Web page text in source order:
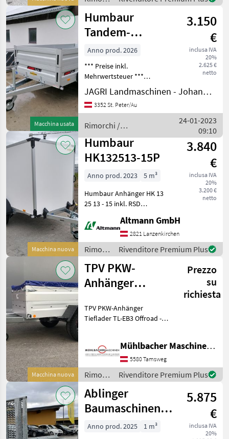
/ SETO
Macchina usata
Humbaur
Tandem-
Doppelachser
2,5t *** 3,00m x
1,50m ***
3.150
€
inclusa IVA
20%
2.625 €
netto
Anno prod. 2026
*** Preise inkl.
Mehrwertsteuer ***
Zubehör - Aufpreis - ohne
Montage ***
Bordwandaufsatz € 900, -
Schiebestützen mit Monta
JAGRI Landmaschinen - Johannes Amesbichler
3352 St. Peter/Au
Rimorchi /
Humbaur
24-01-2023
09:10
Macchina nuova
Humbaur
HK132513-15P
3.840
€
inclusa IVA
20%
3.200 €
netto
Anno prod. 2023
5 m³
Humbaur Anhänger HK 13
25 13 - 15 inkl. RSD
2510 mm x 1320 mm x 1520
mm x 1810 mm x 2145 mm
Zul. Gesamtg
Altmann GmbH
2821 Lanzenkirchen
Rimorchi
/
Humbaur
Rivenditore Premium Plus
Macchina nuova
TPV PKW-
Anhänger
Offroad
Prezzo
su
richiesta
TPV PKW-Anhänger
Tieflader TL-EB3 Offroad -
Nutzlast ohne Zubehör
990kg - Kasteninnenmaße
LxBxH 2435x1235x340mm -
max
Mühlbacher Maschinen GmbH
5580 Tamsweg
Rimorchi
/ TPV
Rivenditore Premium Plus
Ablinger
Baumaschinentransporter
TERRAX 3500
5.875
€
inclusa IVA
20%
Anno prod. 2025
1 m³